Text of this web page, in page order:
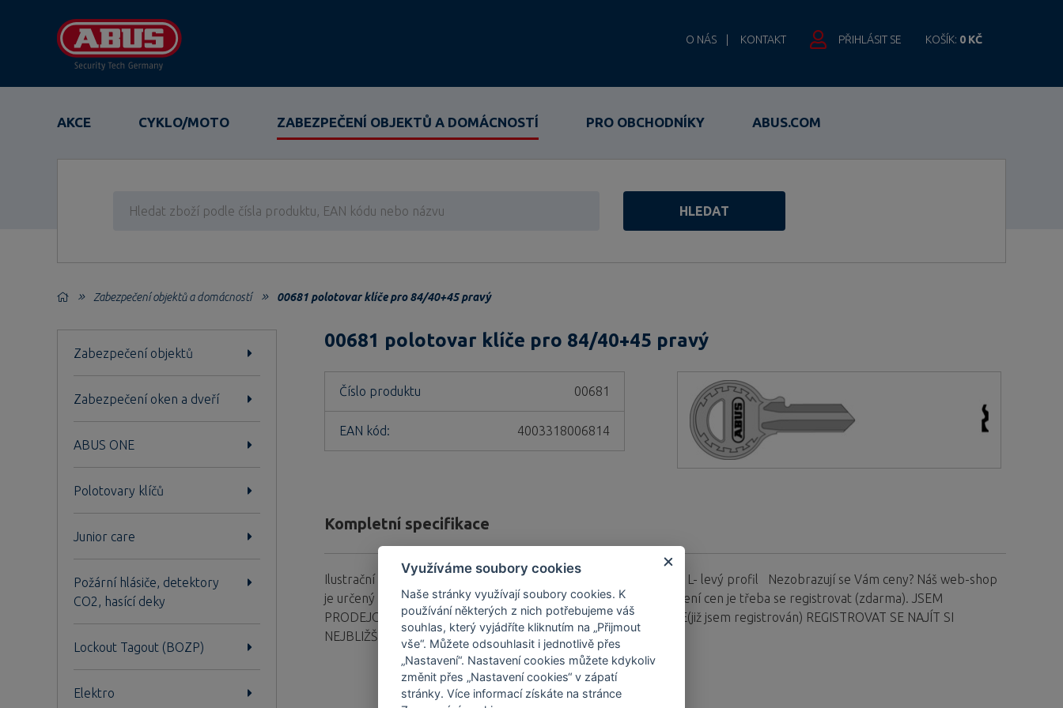
O NÁS KONTAKT PŘIHLÁSIT SE KOŠÍK: 0 KČ
AKCE CYKLO/MOTO ZABEZPEČENÍ OBJEKTŮ A DOMÁCNOSTÍ PRO OBCHODNÍKY ABUS.COM
HLEDAT
Zabezpečení objektů a domácností 00681 polotovar klíče pro 84/40+45 pravý
Zabezpečení objektů
Zabezpečení oken a dveří
ABUS ONE
Polotovary klíčů
Junior care
Požární hlásiče, detektory
CO2, hasící deky
Lockout Tagout (BOZP)
Elektro
00681 polotovar klíče pro 84/40+45 pravý
Číslo produktu 00681
EAN kód: 4003318006814
Kompletní specifikace
Ilustrační obrázek Polotovar klíče pro visací zámek 84/40, 84/45 L- levý profil Nezobrazují se Vám ceny? Náš web-shop
je určený výhradně pro velkoodběratele a prodejce. Pro zobrazení cen je třeba se registrovat (zdarma). JSEM
PRODEJCE NEJSEM PRODEJCE MAPA PRODEJCŮ PŘIHLÁSIT SE(již jsem registrován) REGISTROVAT SE NAJÍT SI
NEJBLIŽŠÍ PRODEJNU(na webu ABUS.CZ)
Využíváme soubory cookies
Naše stránky využívají soubory cookies. K
používání některých z nich potřebujeme váš
souhlas, který vyjádříte kliknutím na „Přijmout
vše“. Můžete odsouhlasit i jednotlivě přes
„Nastavení“. Nastavení cookies můžete kdykoliv
změnit přes „Nastavení cookies“ v zápatí
stránky. Více informací získáte na stránce